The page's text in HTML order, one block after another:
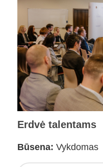
Erdvė talentams
Būsena: Vykdomas